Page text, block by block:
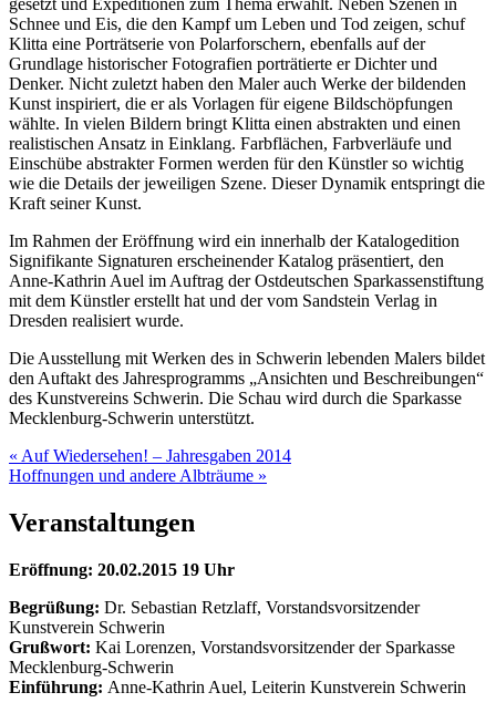
Schnee und Eis, die den Kampf um Leben und Tod zeigen, schuf
Klitta eine Porträtserie von Polarforschern, ebenfalls auf der
Grundlage historischer Fotografien porträtierte er Dichter und
Denker. Nicht zuletzt haben den Maler auch Werke der bildenden
Kunst inspiriert, die er als Vorlagen für eigene Bildschöpfungen
wählte. In vielen Bildern bringt Klitta einen abstrakten und einen
realistischen Ansatz in Einklang. Farbflächen, Farbverläufe und
Einschübe abstrakter Formen werden für den Künstler so wichtig
wie die Details der jeweiligen Szene. Dieser Dynamik entspringt die
Kraft seiner Kunst.
Im Rahmen der Eröffnung wird ein innerhalb der Katalogedition
Signifikante Signaturen erscheinender Katalog präsentiert, den
Anne-Kathrin Auel im Auftrag der Ostdeutschen Sparkassenstiftung
mit dem Künstler erstellt hat und der vom Sandstein Verlag in
Dresden realisiert wurde.
Die Ausstellung mit Werken des in Schwerin lebenden Malers bildet
den Auftakt des Jahresprogramms „Ansichten und Beschreibungen“
des Kunstvereins Schwerin. Die Schau wird durch die Sparkasse
Mecklenburg-Schwerin unterstützt.
Post
navigation
« Auf Wiedersehen! – Jahresgaben 2014
Hoffnungen und andere Albträume »
Veranstaltungen
Eröffnung: 20.02.2015 19 Uhr
Begrüßung: Dr. Sebastian Retzlaff, Vorstandsvorsitzender
Kunstverein Schwerin
Grußwort: Kai Lorenzen, Vorstandsvorsitzender der Sparkasse
Mecklenburg-Schwerin
Einführung: Anne-Kathrin Auel, Leiterin Kunstverein Schwerin